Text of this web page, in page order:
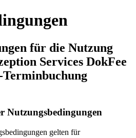
für die Nutzung
Services DokFee
Nutzungsbedingungen
gelten für